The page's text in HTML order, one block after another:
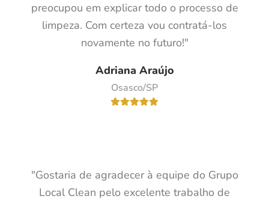
preocupou em explicar todo o processo de
limpeza. Com certeza vou contratá-los
novamente no futuro!"
Adriana Araújo
Osasco/SP
"Gostaria de agradecer à equipe do Grupo
Local Clean pelo excelente trabalho de